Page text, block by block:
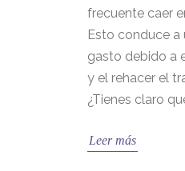
frecuente caer
Esto conduce a
gasto debido a
y el rehacer el
¿Tienes claro
Leer más